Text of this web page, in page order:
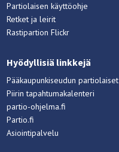
Partiolaisen käyttöohje
Retket ja leirit
Rastipartion Flickr
Hyödyllisiä linkkejä
Pääkaupunkiseudun partiolaiset
Piirin tapahtumakalenteri
partio-ohjelma.fi
Partio.fi
Asiointipalvelu